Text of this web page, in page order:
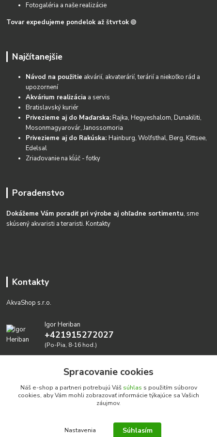
Fotogaléria a naše realizácie
Tovar expedujeme pondelok až štvrtok 🟢
Najčítanejšie
Návod na použitie akvárií, akvaterárií, terárií a niekoľko rád a
upozornení
Akvárium realizácia a servis
Bratislavský kuriér
Privezieme aj do Maďarska:Rajka, Hegyeshalom, Dunakiliti,
Mosonmagyarovár, Janossomoria
Privezieme aj do Rakúska:Hainburg, Wolfsthal, Berg, Kittsee,
Edelsal
Zriaďovanie na kĺúč - fotky
Poradenstvo
Dokážeme Vám poradiť pri výrobe aj ohľadne sortimentu, sme
skúsený akvaristi a teraristi.Kontakty
Kontakty
AkvaShop s.r.o.
Igor Heriban
+421915272027
(Po-Pia, 8-16 hod.)
Realizujeme prírodné akvária: AkvaShop s.r.o. • IBAN:
Spracovanie cookies
Náš e-shop a partneri potrebujú Váš súhlas s použitím súborov
cookies, aby Vám mohli zobrazovať informácie týkajúce sa Vašich
záujmov.
Nastavenia Súhlasím